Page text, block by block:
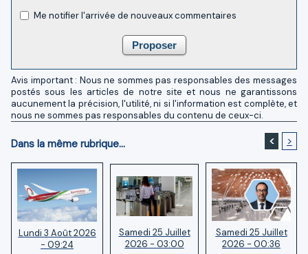
Me notifier l'arrivée de nouveaux commentaires
Avis important : Nous ne sommes pas responsables des messages
postés sous les articles de notre site et nous ne garantissons
aucunement la précision, l'utilité, ni si l'information est complète, et
nous ne sommes pas responsables du contenu de ceux-ci.
Dans la même rubrique... < >
Lundi 3 Août 2026
- 09:24
Samedi 25 Juillet
2026 - 03:00
Samedi 25 Juillet
2026 - 00:36